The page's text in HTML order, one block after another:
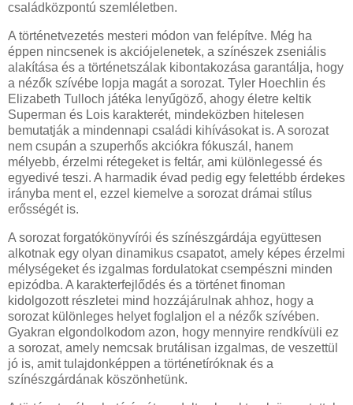
családközpontú szemléletben.
A történetvezetés mesteri módon van felépítve. Még ha
éppen nincsenek is akciójelenetek, a színészek zseniális
alakítása és a történetszálak kibontakozása garantálja, hogy
a nézők szívébe lopja magát a sorozat. Tyler Hoechlin és
Elizabeth Tulloch játéka lenyűgöző, ahogy életre keltik
Superman és Lois karakterét, mindeközben hitelesen
bemutatják a mindennapi családi kihívásokat is. A sorozat
nem csupán a szuperhős akciókra fókuszál, hanem
mélyebb, érzelmi rétegeket is feltár, ami különlegessé és
egyedivé teszi. A harmadik évad pedig egy felettébb érdekes
irányba ment el, ezzel kiemelve a sorozat drámai stílus
erősségét is.
A sorozat forgatókönyvírói és színészgárdája együttesen
alkotnak egy olyan dinamikus csapatot, amely képes érzelmi
mélységeket és izgalmas fordulatokat csempészni minden
epizódba. A karakterfejlődés és a történet finoman
kidolgozott részletei mind hozzájárulnak ahhoz, hogy a
sorozat különleges helyet foglaljon el a nézők szívében.
Gyakran elgondolkodom azon, hogy mennyire rendkívüli ez
a sorozat, amely nemcsak brutálisan izgalmas, de veszettül
jó is, amit tulajdonképpen a történetíróknak és a
színészgárdának köszönhetünk.